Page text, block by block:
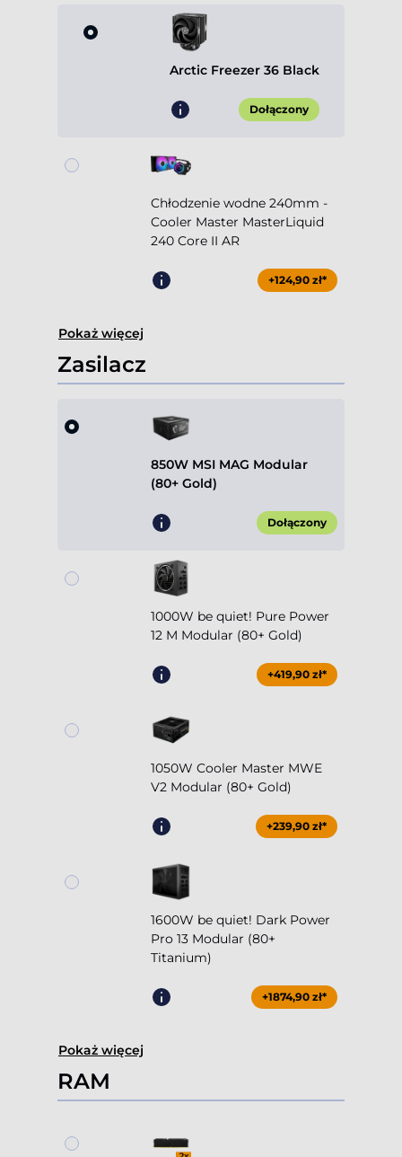
Arctic Freezer 36 Black
Dołączony
Chłodzenie wodne 240mm -
Cooler Master MasterLiquid
240 Core II AR
+124,90 zł*
Pokaż więcej
Zasilacz
850W MSI MAG Modular
(80+ Gold)
Dołączony
1000W be quiet! Pure Power
12 M Modular (80+ Gold)
+419,90 zł*
1050W Cooler Master MWE
V2 Modular (80+ Gold)
+239,90 zł*
1600W be quiet! Dark Power
Pro 13 Modular (80+
Titanium)
+1874,90 zł*
Pokaż więcej
RAM